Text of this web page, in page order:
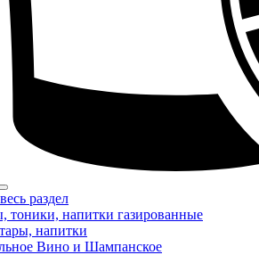
раздел
тоники, напитки газированные
напитки
Вино и Шампанское